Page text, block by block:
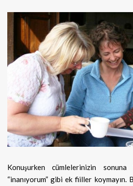
Konuşurken cümlelerinizin
“inanıyorum” gibi ek fiiller koymayın.